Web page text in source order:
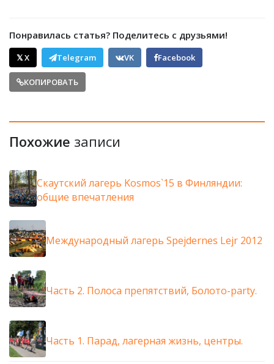
Понравилась статья? Поделитесь с друзьями!
𝕏 X Telegram VK Facebook
КОПИРОВАТЬ
Похожие записи
Cкаутский лагерь Kosmos`15 в Финляндии:
общие впечатления
Международный лагерь Spejdernes Lejr 2012
Часть 2. Полоса препятствий, Болото-party.
Часть 1. Парад, лагерная жизнь, центры.